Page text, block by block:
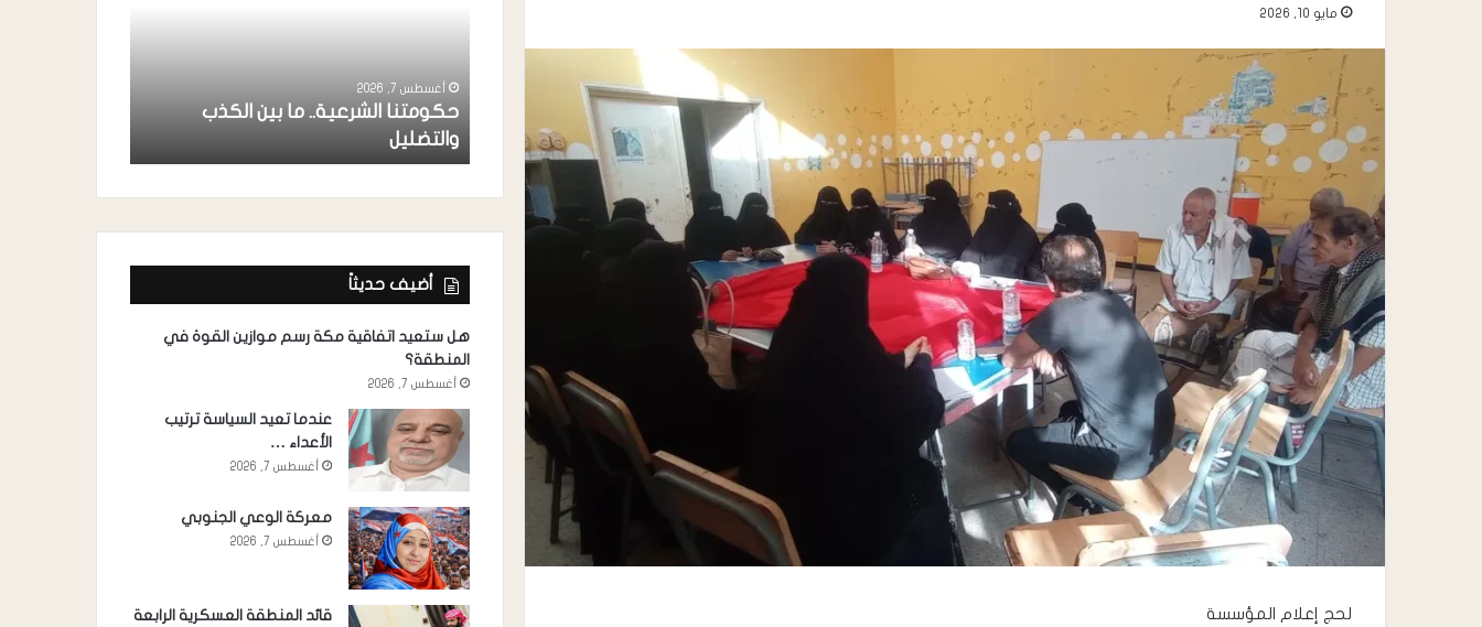
مايو 10, 2026
لحج إعلام المؤسسة
أغسطس 7, 2026
عندما تعيد السياسة ترتيب الأعداء …
رئيس نادي شباب المسيمير يوجه رسالة
رسمية إلى مكتب الشباب والرياضة
واتحاد الكرة بلحج بشأن نظام دوري
الدرجة الثالثة
أغسطس 7, 2026
حكومتنا الشرعية.. ما بين الكذب
والتضليل
أضيف حديثاً
هل ستعيد اتفاقية مكة رسم موازين القوة في
المنطقة؟
أغسطس 7, 2026
عندما تعيد السياسة ترتيب
الأعداء …
أغسطس 7, 2026
معركة الوعي الجنوبي
أغسطس 7, 2026
قائد المنطقة العسكرية الرابعة